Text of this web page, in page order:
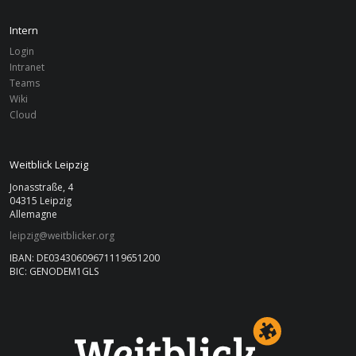
Intern
Login
Intranet
Teams
Wiki
Cloud
Weitblick Leipzig
Jonasstraße, 4
04315 Leipzig
Allemagne
leipzig@weitblicker.org
IBAN: DE03430609671119651200
BIC: GENODEM1GLS